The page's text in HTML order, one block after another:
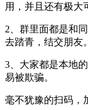
用，并且还有极大
2、群里面都是和
去踏青，结交朋友。
3、大家都是本地
易被欺骗。
毫不犹豫的扫码，